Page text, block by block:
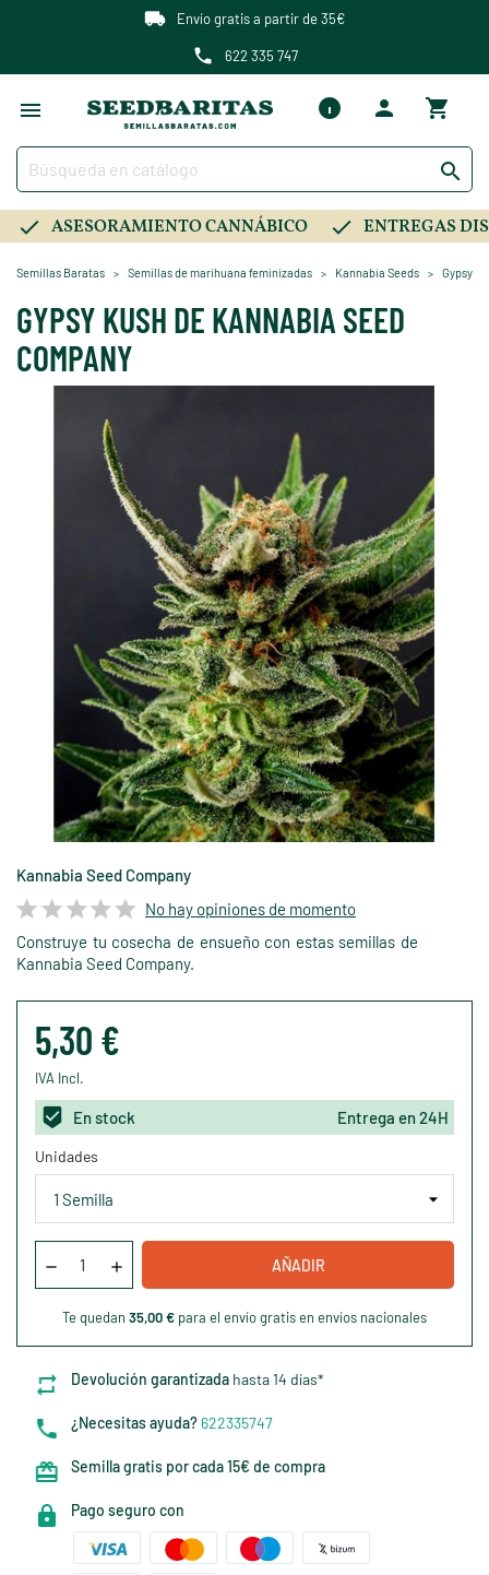
Envío gratis a partir de 35€
622 335 747

ASESORAMIENTO CANNÁBICO ENTREGAS
Semillas Baratas Semillas de marihuana feminizadas Kannabia Seeds Gypsy
GYPSY KUSH DE KANNABIA SEED
COMPANY
Kannabia Seed Company
No hay opiniones de momento
Construye tu cosecha de ensueño con estas semillas de
Kannabia Seed Company.
5,30 €
IVA Incl.
En stock Entrega en 24H
Unidades
AÑADIR
Te quedan 35,00 € para el envío gratis en envíos nacionales
Devolución garantizada hasta 14 días*
¿Necesitas ayuda?622335747
Semilla gratis por cada 15€ de compra
Pago seguro con